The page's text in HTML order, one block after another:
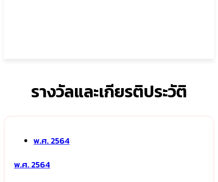
รางวัลและเกียรติประวัติ
พ.ศ. 2564
พ.ศ. 2564